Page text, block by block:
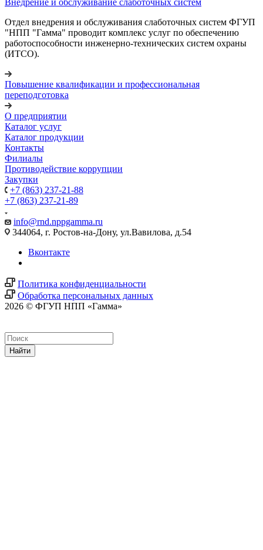
Отдел внедрения и обслуживания слаботочных систем ФГУП
"НПП "Гамма" проводит комплекс услуг по обеспечению
работоспособности инженерно-технических систем охраны
(ИТСО).
Повышение квалификации и профессиональная
переподготовка
О предприятии
Каталог услуг
Каталог продукции
Контакты
Филиалы
Противодействие коррупции
Закупки
+7 (863) 237-21-88
+7 (863) 237-21-89
info@rnd.nppgamma.ru
344064, г. Ростов-на-Дону, ул.Вавилова, д.54
Вконтакте
Политика конфиденциальности
Обработка персональных данных
2026 © ФГУП НПП «Гамма»
Найти